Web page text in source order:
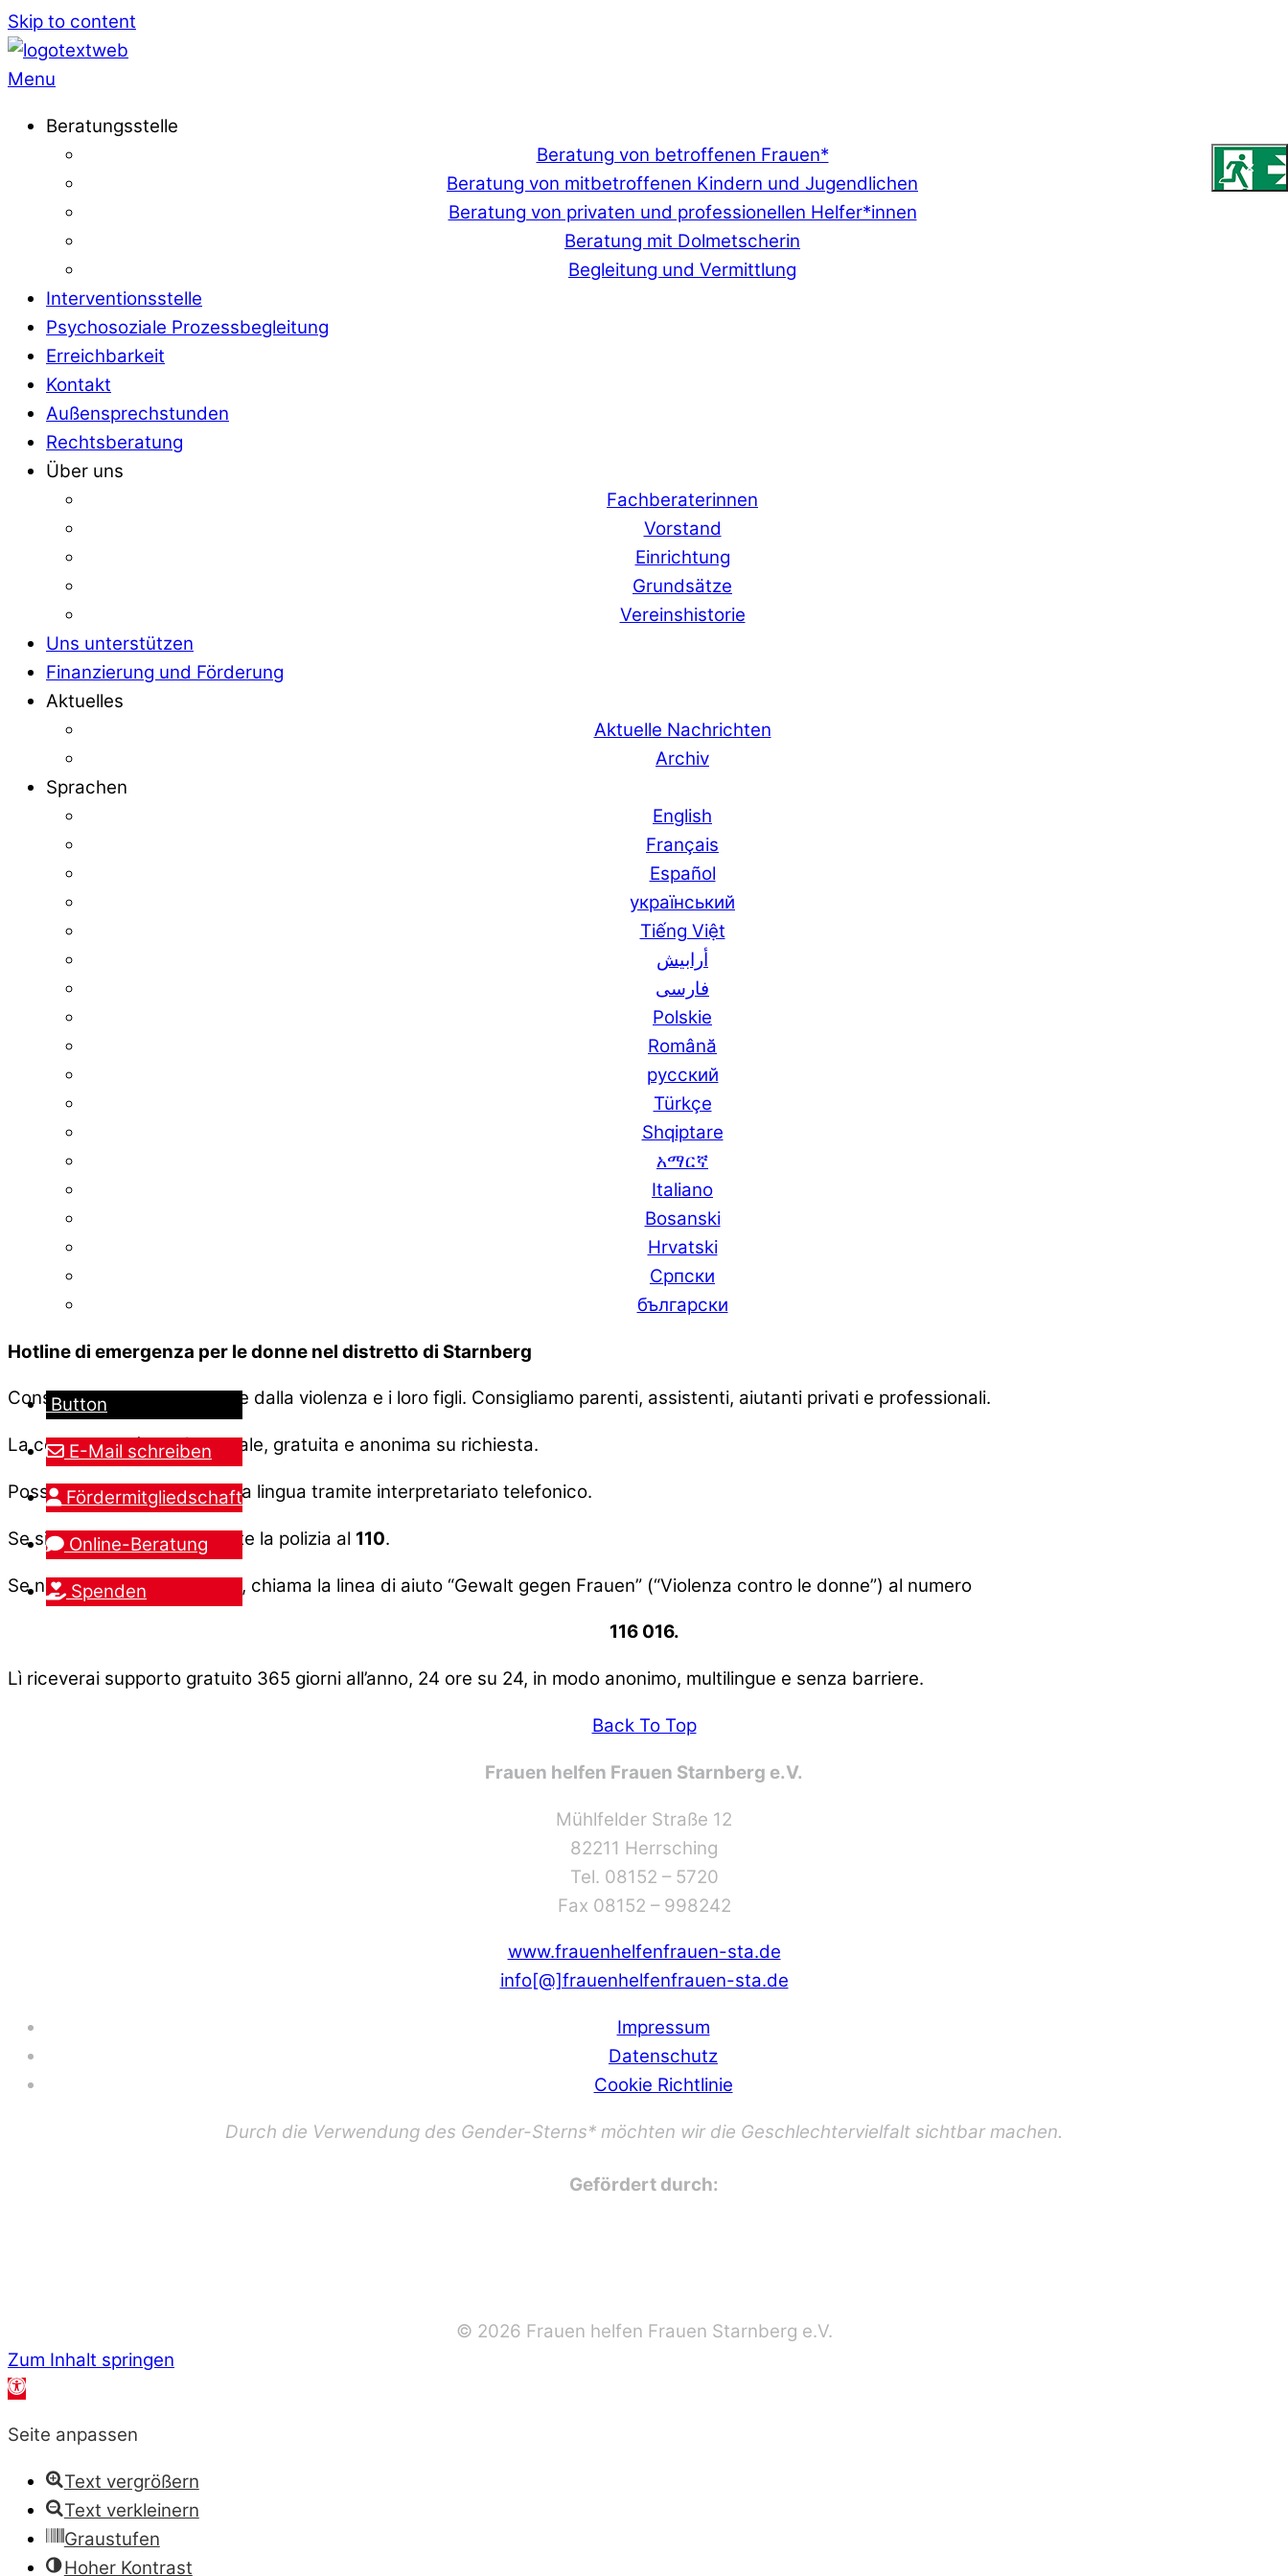
Skip to content
Menu
Beratungsstelle
Beratung von betroffenen Frauen*
Beratung von mitbetroffenen Kindern und Jugendlichen
Beratung von privaten und professionellen Helfer*innen
Beratung mit Dolmetscherin
Begleitung und Vermittlung
Interventionsstelle
Psychosoziale Prozessbegleitung
Erreichbarkeit
Kontakt
Außensprechstunden
Rechtsberatung
Über uns
Fachberaterinnen
Vorstand
Einrichtung
Grundsätze
Vereinshistorie
Uns unterstützen
Finanzierung und Förderung
Aktuelles
Aktuelle Nachrichten
Archiv
Sprachen
English
Français
Español
український
Tiếng Việt
أرابيش
فارسی
Polskie
Română
русский
Türkçe
Shqiptare
አማርኛ
Italiano
Bosanski
Hrvatski
Српски
български
Hotline di emergenza per le donne nel distretto di Starnberg
Consigliamo le donne colpite dalla violenza e i loro figli. Consigliamo parenti, assistenti, aiutanti privati e professionali.
La consulenza è confidenziale, gratuita e anonima su richiesta.
Possiamo aggiungere questa lingua tramite interpretariato telefonico.
Se siete in pericolo, chiamate la polizia al 110.
Se non riesci a raggiungerci, chiama la linea di aiuto “Gewalt gegen Frauen” (“Violenza contro le donne”) al numero
116 016.
Lì riceverai supporto gratuito 365 giorni all’anno, 24 ore su 24, in modo anonimo, multilingue e senza barriere.
Back To Top
Frauen helfen Frauen Starnberg e.V.
Mühlfelder Straße 12
82211 Herrsching
Tel. 08152 – 5720
Fax 08152 – 998242
www.frauenhelfenfrauen-sta.de
info[@]frauenhelfenfrauen-sta.de
Impressum
Datenschutz
Cookie Richtlinie
Durch die Verwendung des Gender-Sterns* möchten wir die Geschlechtervielfalt sichtbar machen.
Gefördert durch:
© 2026 Frauen helfen Frauen Starnberg e.V.
Button
E-Mail schreiben
Fördermitgliedschaft
Online-Beratung
Spenden
Zum Inhalt springen
Werkzeugleiste öffnen
Seite anpassen
Text vergrößern
Text verkleinern
Graustufen
Hoher Kontrast